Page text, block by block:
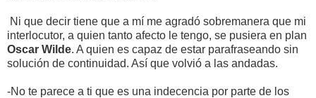
Ni que decir tiene que a mí me agradó sobremanera que mi
interlocutor, a quien tanto afecto le tengo, se pusiera en plan
Oscar Wilde. A quien es capaz de estar parafraseando sin
solución de continuidad. Así que volvió a las andadas.
-No te parece a ti que es una indecencia por parte de los